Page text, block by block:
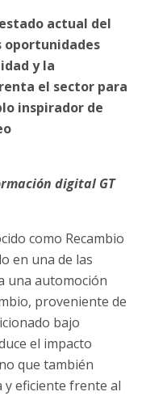
actual del
oportunidades
y la
el sector para
inspirador de
digital GT
como Recambio
en una de las
una automoción
proveniente de
bajo
el impacto
que también
y eficiente frente al